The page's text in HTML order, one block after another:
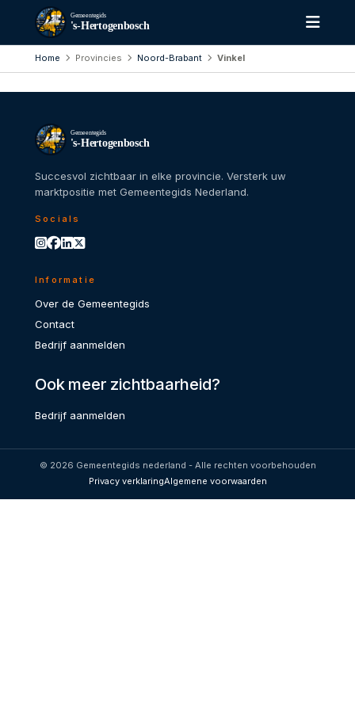
Gemeentegids
's-Hertogenbosch
Home Provincies Noord-Brabant Vinkel
Gemeentegids
's-Hertogenbosch
Succesvol zichtbaar in elke provincie. Versterk uw
marktpositie met Gemeentegids Nederland.
Socials
Informatie
Over de Gemeentegids
Contact
Bedrijf aanmelden
Ook meer zichtbaarheid?
Bedrijf aanmelden
© 2026 Gemeentegids nederland - Alle rechten voorbehouden
Privacy verklaringAlgemene voorwaarden